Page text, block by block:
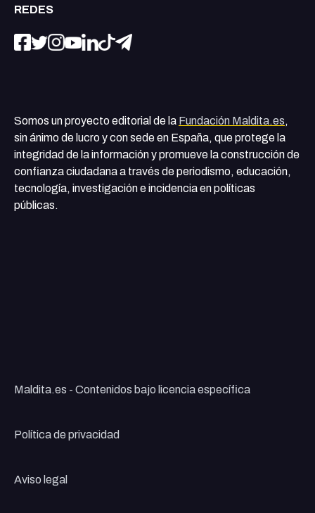
REDES
Somos un proyecto editorial de la Fundación Maldita.es,
sin ánimo de lucro y con sede en España, que protege la
integridad de la información y promueve la construcción de
confianza ciudadana a través de periodismo, educación,
tecnología, investigación e incidencia en políticas
públicas.
Maldita.es - Contenidos bajo licencia específica
Política de privacidad
Aviso legal